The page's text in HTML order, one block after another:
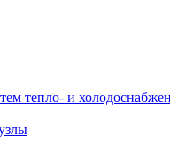
тепло- и